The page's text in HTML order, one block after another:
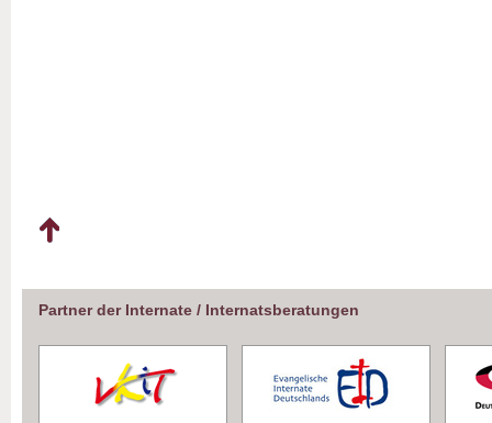
Partner der Internate / Internatsberatungen